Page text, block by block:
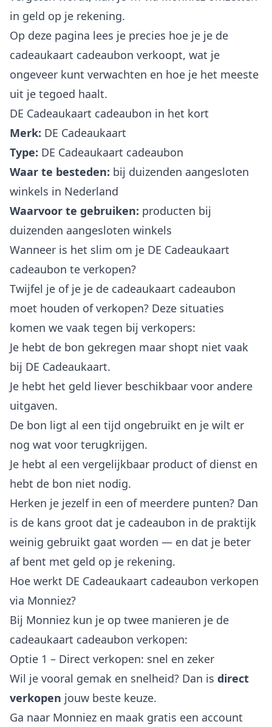
in geld op je rekening.
Op deze pagina lees je precies hoe je je de
cadeaukaart cadeaubon verkoopt, wat je
ongeveer kunt verwachten en hoe je het meeste
uit je tegoed haalt.
DE Cadeaukaart cadeaubon in het kort
Merk: DE Cadeaukaart
Type: DE Cadeaukaart cadeaubon
Waar te besteden: bij duizenden aangesloten
winkels in Nederland
Waarvoor te gebruiken: producten bij
duizenden aangesloten winkels
Wanneer is het slim om je DE Cadeaukaart
cadeaubon te verkopen?
Twijfel je of je je de cadeaukaart cadeaubon
moet houden of verkopen? Deze situaties
komen we vaak tegen bij verkopers:
Je hebt de bon gekregen maar shopt niet vaak
bij DE Cadeaukaart.
Je hebt het geld liever beschikbaar voor andere
uitgaven.
De bon ligt al een tijd ongebruikt en je wilt er
nog wat voor terugkrijgen.
Je hebt al een vergelijkbaar product of dienst en
hebt de bon niet nodig.
Herken je jezelf in een of meerdere punten? Dan
is de kans groot dat je cadeaubon in de praktijk
weinig gebruikt gaat worden — en dat je beter
af bent met geld op je rekening.
Hoe werkt DE Cadeaukaart cadeaubon verkopen
via Monniez?
Bij Monniez kun je op twee manieren je de
cadeaukaart cadeaubon verkopen:
Optie 1 – Direct verkopen: snel en zeker
Wil je vooral gemak en snelheid? Dan is direct
verkopen jouw beste keuze.
Ga naar Monniez en maak gratis een account